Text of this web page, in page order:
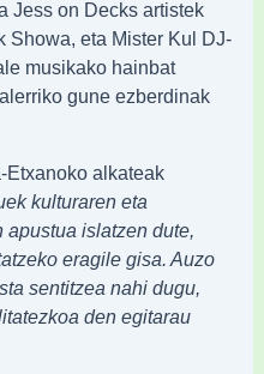
Jess on Decks artistek
Showa, eta Mister Kul DJ-
musikako hainbat
gune ezberdinak
Etxanoko alkateak
kulturaren eta
islatzen dute,
eragile gisa. Auzo
sentitzea nahi dugu,
den egitarau